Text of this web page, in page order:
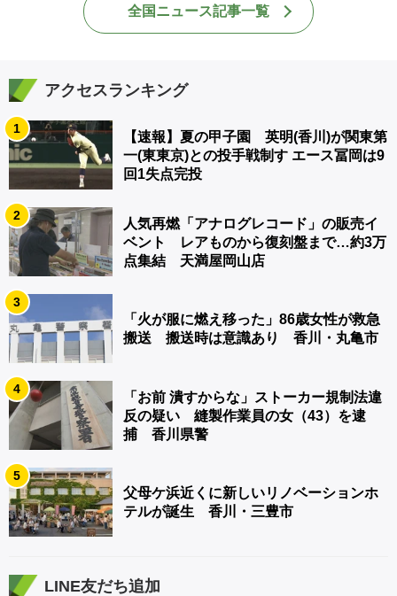
全国ニュース記事一覧
アクセスランキング
1
【速報】夏の甲子園 英明(香川)が関東第
一(東東京)との投手戦制す エース冨岡は9
回1失点完投
2
人気再燃「アナログレコード」の販売イ
ベント レアものから復刻盤まで…約3万
点集結 天満屋岡山店
3
「火が服に燃え移った」86歳女性が救急
搬送 搬送時は意識あり 香川・丸亀市
4
「お前 潰すからな」ストーカー規制法違
反の疑い 縫製作業員の女（43）を逮
捕 香川県警
5
父母ケ浜近くに新しいリノベーションホ
テルが誕生 香川・三豊市
LINE友だち追加